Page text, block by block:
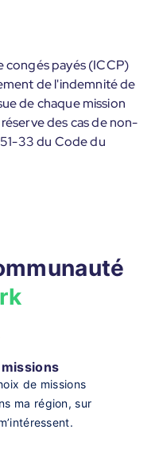
congés payés (ICCP)
de l'indemnité de
de chaque mission
des cas de non-
33 du Code du
de missions
ma région, sur